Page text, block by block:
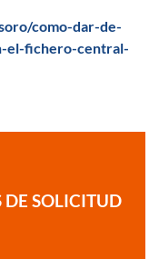
como-dar-de-
el-fichero-central-
DE SOLICITUD